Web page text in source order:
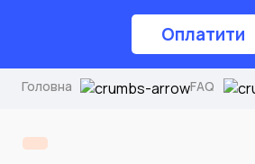
Оплатити
Головна FAQ